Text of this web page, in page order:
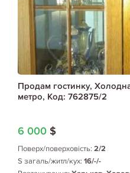
Продам гостинку,
метро, Код: 762875/2
6 000 $
Поверх/поверховість: 2/2
S загаль/житл/кух: 16/-/-